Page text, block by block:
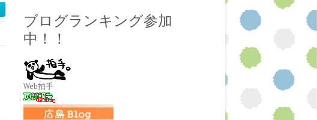
ブログランキング参加
中！！
Web拍手